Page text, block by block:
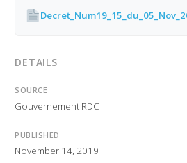
DETAILS
SOURCE
Gouvernement RDC
PUBLISHED
November 14, 2019